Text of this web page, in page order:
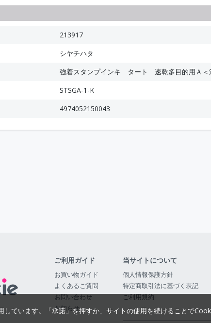
213917
シヤチハタ
強着スタンプインキ タート 速乾多目的用Ａ
STSGA-1-K
4974052150043
ご利用ガイド
お買い物ガイド
よくあるご質問
お問い合わせ
お知らせ
当サイトについて
個人情報保護方針
特定商取引法に基づく表記
ご利用規約
ています。「承諾」を押すか、サイトの使用を続けることで